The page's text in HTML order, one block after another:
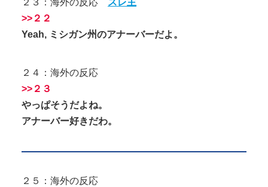
２３：海外の反応
スレ主
>>２２
Yeah, ミシガン州のアナーバーだよ。
２４：海外の反応
>>２３
やっぱそうだよね。
アナーバー好きだわ。
２５：海外の反応